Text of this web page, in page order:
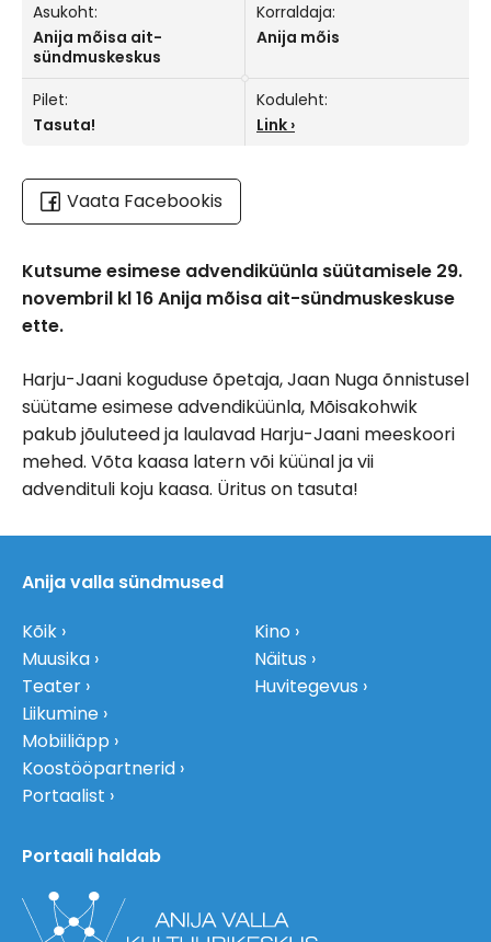
Asukoht:
Anija mõisa ait-
sündmuskeskus
Korraldaja:
Anija mõis
Pilet:
Tasuta!
Koduleht:
Link
Vaata Facebookis
Kutsume esimese advendiküünla süütamisele 29.
novembril kl 16 Anija mõisa ait-sündmuskeskuse
ette.
Harju-Jaani koguduse õpetaja, Jaan Nuga õnnistusel
süütame esimese advendiküünla, Mõisakohwik
pakub jõuluteed ja laulavad Harju-Jaani meeskoori
mehed. Võta kaasa latern või küünal ja vii
advendituli koju kaasa. Üritus on tasuta!
Anija valla sündmused
Kõik
Muusika
Teater
Liikumine
Kino
Näitus
Huvitegevus
Mobiiliäpp
Koostööpartnerid
Portaalist
Portaali haldab